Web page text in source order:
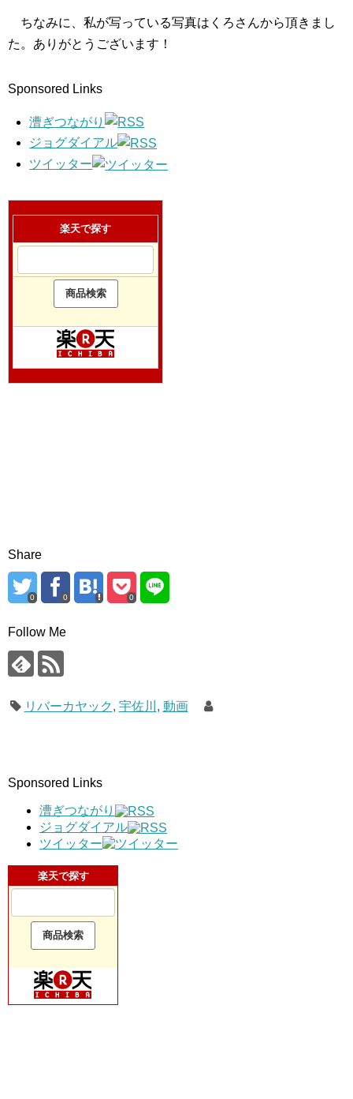
ちなみに、私が写っている写真はくろさんから頂きまし
た。ありがとうございます！
Sponsored Links
漕ぎつながり
ジョグダイアル
ツイッター
楽天で探す
Share
0 0 0
Follow Me
リバーカヤック , 宇佐川 , 動画
Sponsored Links
漕ぎつながり
ジョグダイアル
ツイッター
楽天で探す